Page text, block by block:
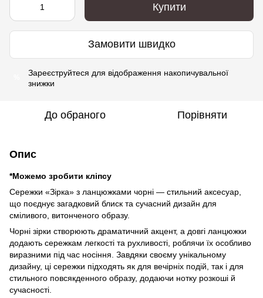
Купити
Замовити швидко
Зареєструйтеся для відображення накопичувальної
знижки
До обраного Порівняти
Опис
*Можемо зробити кліпсу
Сережки «Зірка» з ланцюжками чорні — стильний аксесуар,
що поєднує загадковий блиск та сучасний дизайн для
сміливого, витонченого образу.
Чорні зірки створюють драматичний акцент, а довгі ланцюжки
додають сережкам легкості та рухливості, роблячи їх особливо
виразними під час носіння. Завдяки своєму унікальному
дизайну, ці сережки підходять як для вечірніх подій, так і для
стильного повсякденного образу, додаючи нотку розкоші й
сучасності.